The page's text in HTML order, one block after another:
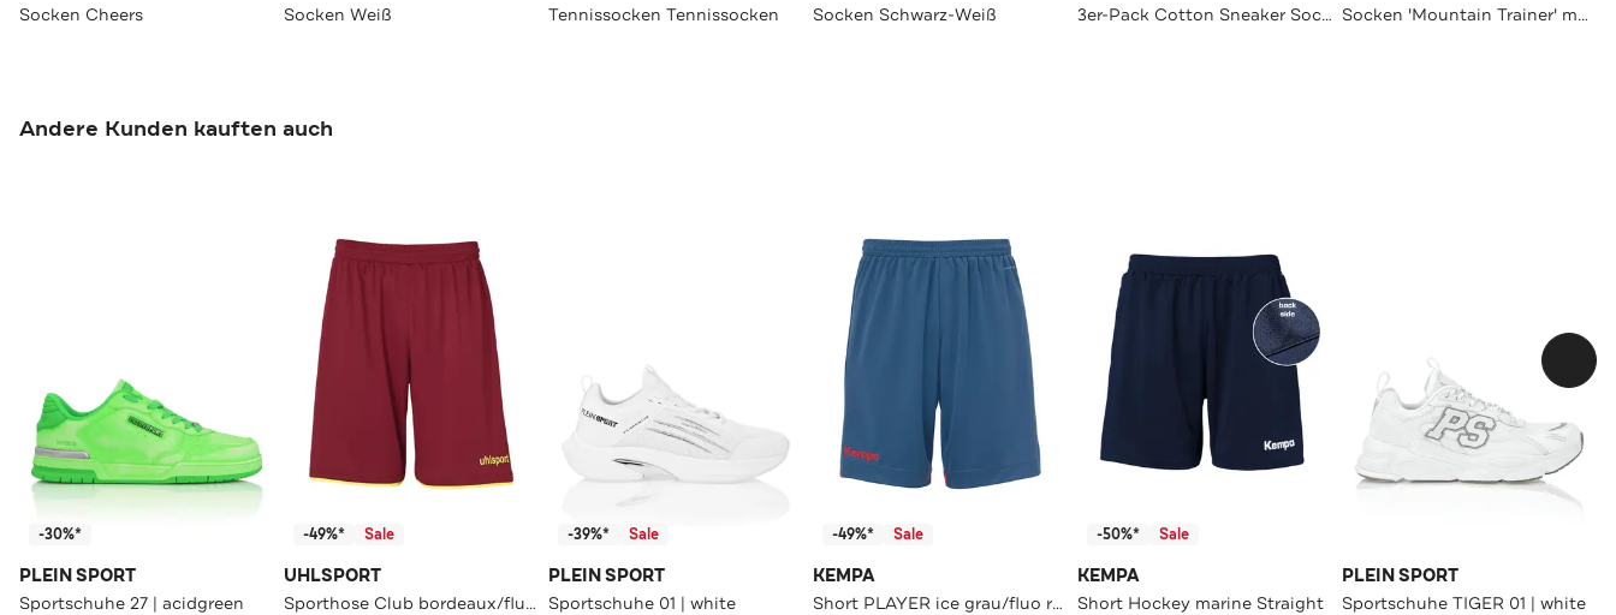
Socken Cheers Socken Weiß Tennissocken Tennissocken Socken Schwarz-Weiß 3er-Pack Cotton Sneaker Socken Men Socken 'Mountain Trainer' mehrfarbig
Andere Kunden kauften auch
-30%*
PLEIN SPORT
Sportschuhe 27 | acidgreen
-49%* Sale
UHLSPORT
Sporthose Club bordeaux/fluo gelb Straight
-39%* Sale
PLEIN SPORT
Sportschuhe 01 | white
-49%* Sale
KEMPA
Short PLAYER ice grau/fluo rot Slim
-50%* Sale
KEMPA
Short Hockey marine Straight
PLEIN SPORT
Sportschuhe TIGER 01 | white